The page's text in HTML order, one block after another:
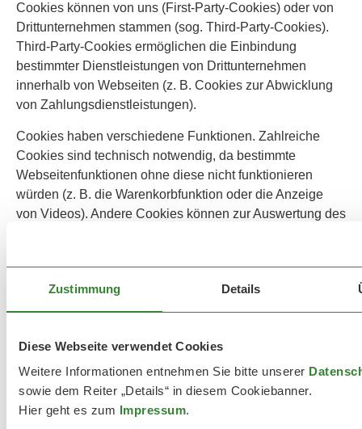
Zustimmung Details
Diese Webseite verwendet Cookies
Weitere Informationen entnehmen Sie bitte unserer
sowie dem Reiter „Details“ in diesem Cookiebanner.
Hier geht es zum Impressum.
Cookies können von uns (First-Party-Cookies) oder von
Drittunternehmen stammen (sog. Third-Party-Cookies).
Third-Party-Cookies ermöglichen die Einbindung
bestimmter Dienstleistungen von Drittunternehmen
innerhalb von Webseiten (z. B. Cookies zur Abwicklung
von Zahlungsdienstleistungen).
Cookies haben verschiedene Funktionen. Zahlreiche
Cookies sind technisch notwendig, da bestimmte
Webseitenfunktionen ohne diese nicht funktionieren
würden (z. B. die Warenkorbfunktion oder die Anzeige
von Videos). Andere Cookies können zur Auswertung des
Cookies, die zur Durchführung des elektronischen
Warenkorbfunktion) oder zur Optimierung der Website
erforderlich sind (notwendige Cookies), werden auf
Grundlage von Art. 6 Abs. 1 lit. f DSGVO gespeichert,
sofern keine andere Rechtsgrundlage angegeben wird.